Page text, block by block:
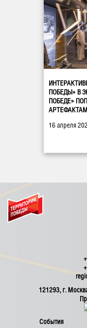
ПОБЕДЫ» В
ПОБЕДЕ»
16 апреля
События
121293, г.